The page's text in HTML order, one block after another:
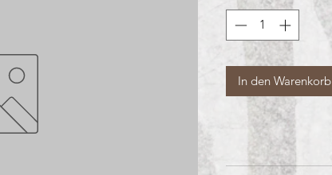
In den Warenkorb